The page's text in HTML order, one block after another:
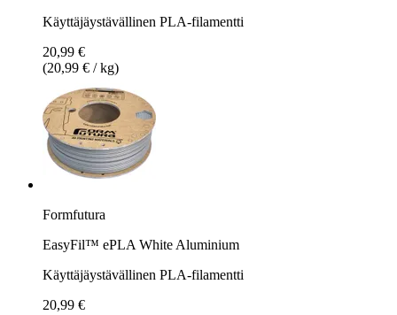
Käyttäjäystävällinen PLA-filamentti
20,99 €
(20,99 € / kg)
Formfutura
EasyFil™ ePLA White Aluminium
Käyttäjäystävällinen PLA-filamentti
20,99 €